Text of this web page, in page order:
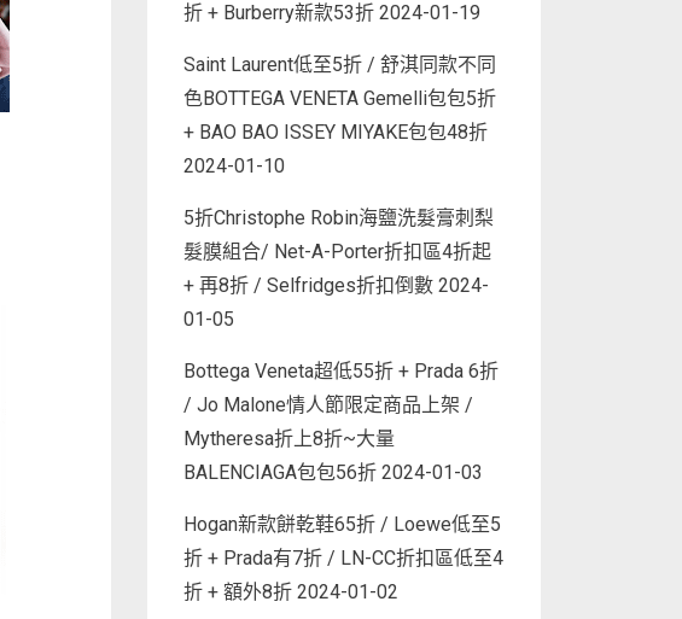
折 + Burberry新款53折 2024-01-19
Saint Laurent低至5折 / 舒淇同款不同
色BOTTEGA VENETA Gemelli包包5折
+ BAO BAO ISSEY MIYAKE包包48折
2024-01-10
5折Christophe Robin海鹽洗髮膏刺梨
髮膜組合/ Net-A-Porter折扣區4折起
+ 再8折 / Selfridges折扣倒數 2024-
01-05
Bottega Veneta超低55折 + Prada 6折
/ Jo Malone情人節限定商品上架 /
Mytheresa折上8折~大量
BALENCIAGA包包56折 2024-01-03
Hogan新款餅乾鞋65折 / Loewe低至5
折 + Prada有7折 / LN-CC折扣區低至4
折 + 額外8折 2024-01-02